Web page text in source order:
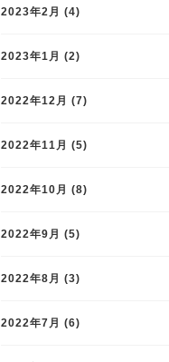
2023年2月 (4)
2023年1月 (2)
2022年12月 (7)
2022年11月 (5)
2022年10月 (8)
2022年9月 (5)
2022年8月 (3)
2022年7月 (6)